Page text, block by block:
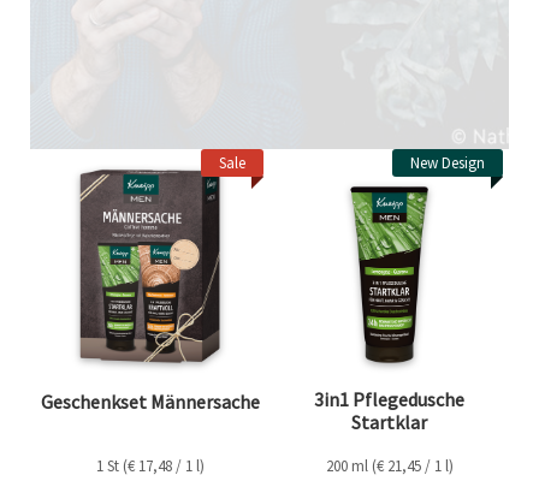
Sale
Geschenkset Männersache
1 St (€ 17,48 / 1 l)
New Design
3in1 Pflegedusche
Startklar
200 ml (€ 21,45 / 1 l)